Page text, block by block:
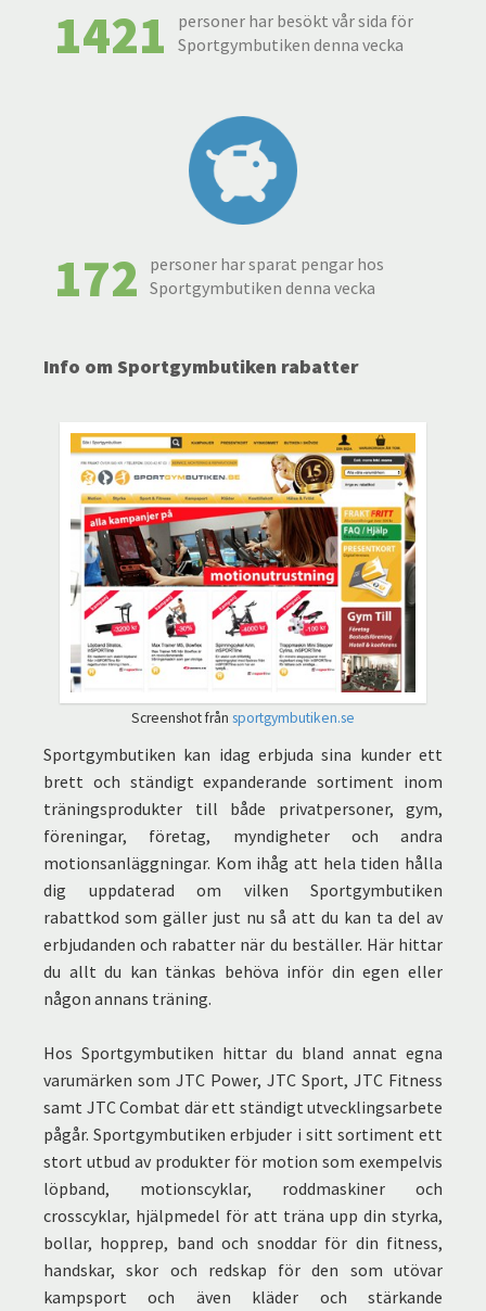
1421
personer har besökt vår sida för
Sportgymbutiken denna vecka
172
personer har sparat pengar hos
Sportgymbutiken denna vecka
Info om Sportgymbutiken rabatter
Screenshot från sportgymbutiken.se
Sportgymbutiken kan idag erbjuda sina kunder ett
brett och ständigt expanderande sortiment inom
träningsprodukter till både privatpersoner, gym,
föreningar, företag, myndigheter och andra
motionsanläggningar. Kom ihåg att hela tiden hålla
dig uppdaterad om vilken Sportgymbutiken
rabattkod som gäller just nu så att du kan ta del av
erbjudanden och rabatter när du beställer. Här hittar
du allt du kan tänkas behöva inför din egen eller
någon annans träning.
Hos Sportgymbutiken hittar du bland annat egna
varumärken som JTC Power, JTC Sport, JTC Fitness
samt JTC Combat där ett ständigt utvecklingsarbete
pågår. Sportgymbutiken erbjuder i sitt sortiment ett
stort utbud av produkter för motion som exempelvis
löpband, motionscyklar, roddmaskiner och
crosscyklar, hjälpmedel för att träna upp din styrka,
bollar, hopprep, band och snoddar för din fitness,
handskar, skor och redskap för den som utövar
kampsport och även kläder och stärkande